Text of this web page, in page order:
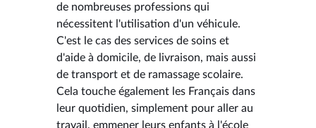
de nombreuses professions qui
nécessitent l'utilisation d'un véhicule.
C'est le cas des services de soins et
d'aide à domicile, de livraison, mais aussi
de transport et de ramassage scolaire.
Cela touche également les Français dans
leur quotidien, simplement pour aller au
travail, emmener leurs enfants à l'école